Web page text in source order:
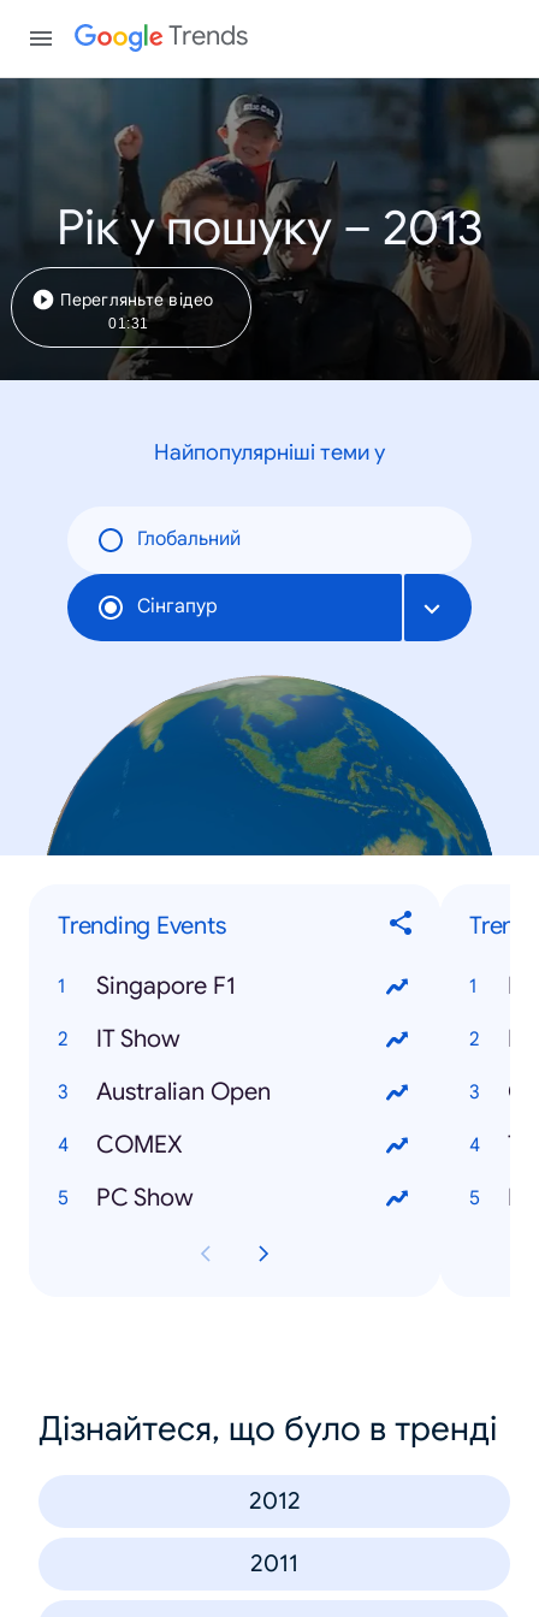
Trends
Рік у пошуку – 2013
Перегляньте відео
01:31
Найпопулярніші теми у
Глобальний
Сінгапур
Trending Events
Singapore F1
IT Show
Australian Open
COMEX
PC Show
Дізнайтеся, що було в тренді
2012
2011